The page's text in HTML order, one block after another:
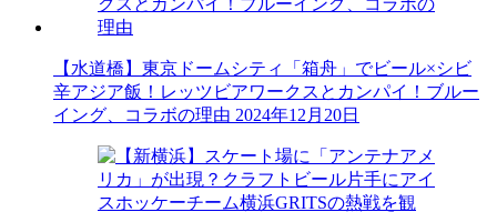
【水道橋】東京ドームシティ「箱舟」でビール×シビ
辛アジア飯！レッツビアワークスとカンパイ！ブルー
イング、コラボの理由 2024年12月20日